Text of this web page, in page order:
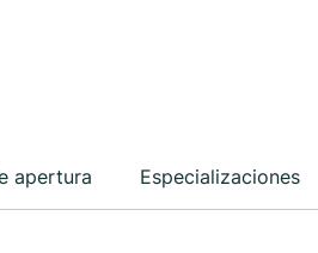
apertura Especializaciones